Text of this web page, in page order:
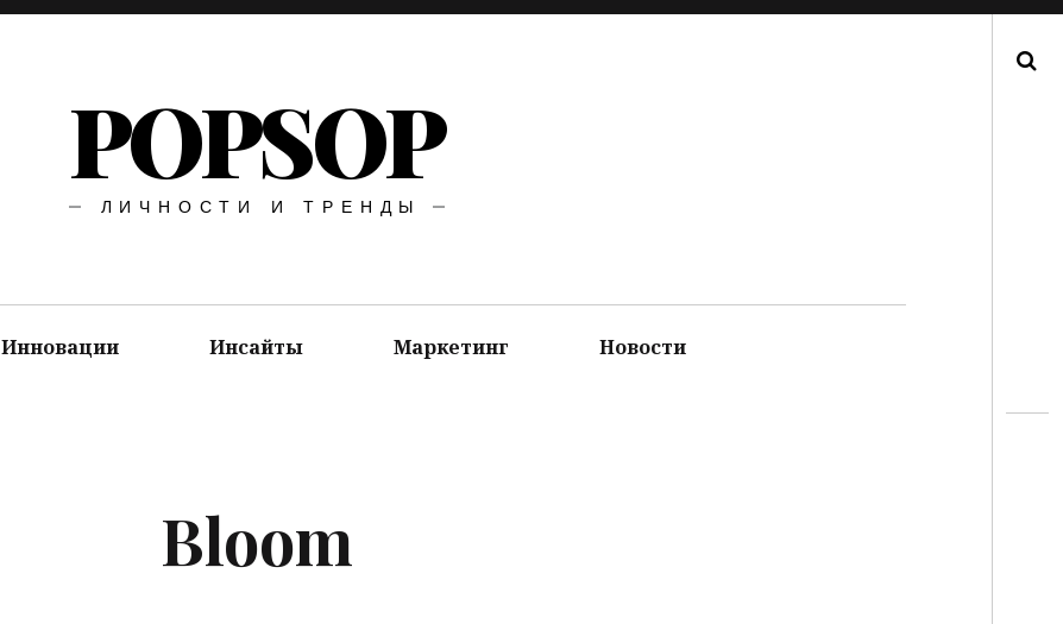
POPSOP
ЛИЧНОСТИ И ТРЕНДЫ
Инновации Инсайты Маркетинг Новости
Bloom